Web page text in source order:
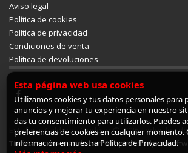
Aviso legal
Política de cookies
Política de privacidad
Condiciones de venta
Política de devoluciones
Estufas y Calderas Mudéjar © 2026 Todos los
Tienda online creada con ShopinCloud, un
Esta página web usa cookies
Utilizamos cookies y tus datos personales para
anuncios y mejorar tu experiencia en nuestro
das tu consentimiento para utilizarlos. Puedes
preferencias de cookies en cualquier momento.
información en nuestra Política de Privacidad.